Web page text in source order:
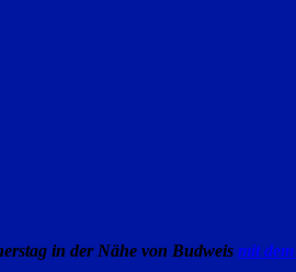
in der Nähe von Budweis mit